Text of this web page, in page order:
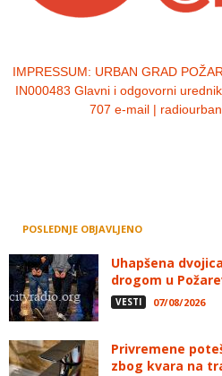
IMPRESSUM: URBAN GRAD
IN000483 Glavni i odgovorni
707 e-mail |
POSLEDNJE OBJAVLJENO
Uhapšena
drogom u
VESTI 07/08/2026
Privremene
zbog kvara na